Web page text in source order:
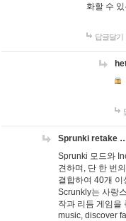
화할 수
답글달기
Sprunki retake
Sprunki 모드와
견하며, 단 한 번
결합하여 40개
Scrunkly는 사랑
작과 리듬 게임을
music, discover